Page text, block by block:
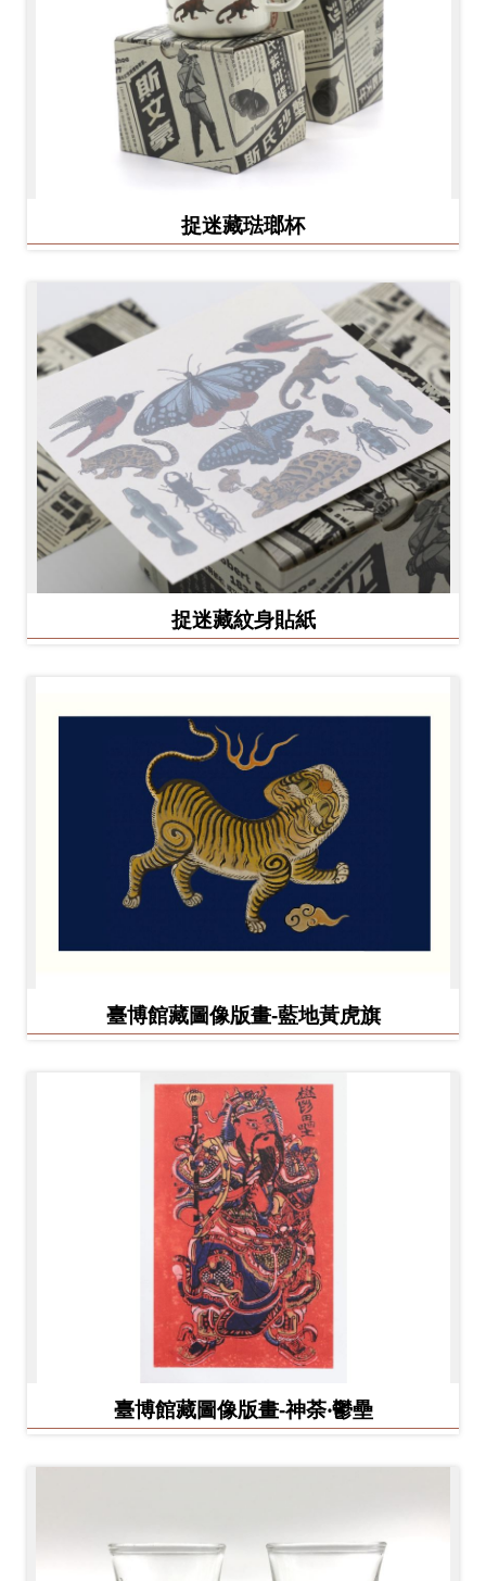
捉迷藏琺瑯杯
捉迷藏紋身貼紙
臺博館藏圖像版畫-藍地黃虎旗
臺博館藏圖像版畫-神荼‧鬱壘